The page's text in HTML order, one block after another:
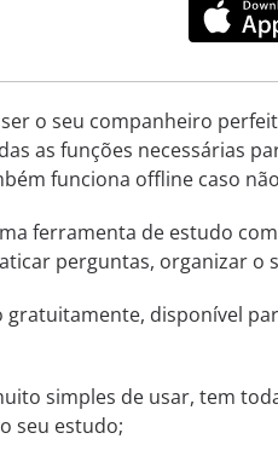
ser o seu companheiro
as funções necessárias
funciona offline caso
ferramenta de estudo
perguntas, organizar
disponível
simples de usar, tem
seu estudo;